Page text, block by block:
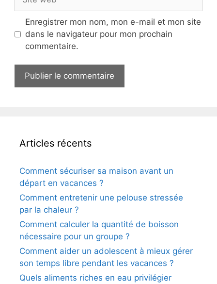
web
Enregistrer mon nom, mon e-mail et mon site
dans le navigateur pour mon prochain
commentaire.
Articles récents
Comment sécuriser sa maison avant un
départ en vacances ?
Comment entretenir une pelouse stressée
par la chaleur ?
Comment calculer la quantité de boisson
nécessaire pour un groupe ?
Comment aider un adolescent à mieux gérer
son temps libre pendant les vacances ?
Quels aliments riches en eau privilégier